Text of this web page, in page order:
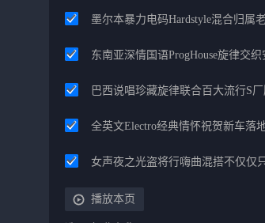
墨尔本暴力电码Hardstyle混合归属
东南亚深情国语ProgHouse旋律交
巴西说唱珍藏旋律联合百大流行S
全英文Electro经典情怀祝贺新车落
女声夜之光盗将行嗨曲混搭不仅仅
播放本页